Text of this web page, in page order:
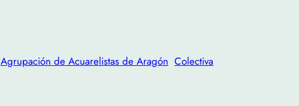
Agrupación de Acuarelistas de Aragón Colectiva